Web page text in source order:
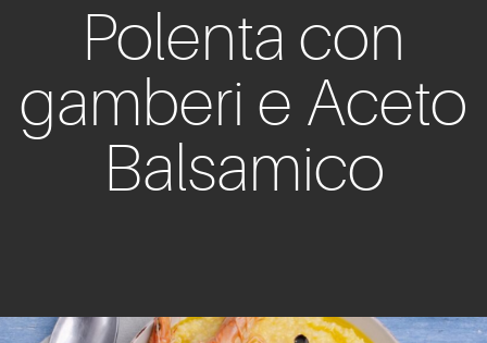
Polenta con
gamberi e Aceto
Balsamico